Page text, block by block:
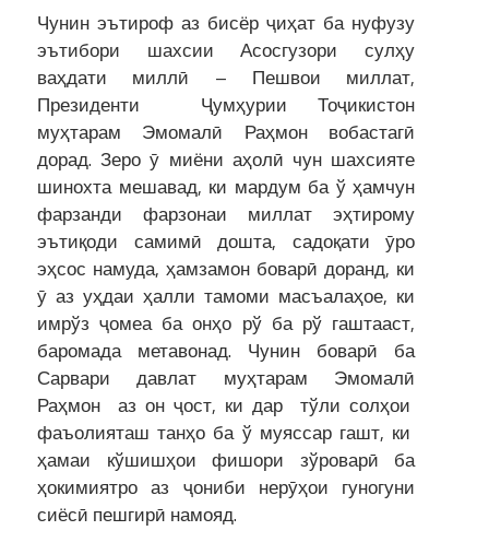
Чунин эътироф аз бисёр ҷиҳат ба нуфузу
эътибори шахсии Асосгузори сулҳу
ваҳдати миллӣ – Пешвои миллат,
Президенти Ҷумҳурии Тоҷикистон
муҳтарам Эмомалӣ Раҳмон вобастагӣ
дорад. Зеро ӯ миёни аҳолӣ чун шахсияте
шинохта мешавад, ки мардум ба ў ҳамчун
фарзанди фарзонаи миллат эҳтирому
эътиқоди самимӣ дошта, садоқати ӯро
эҳсос намуда, ҳамзамон боварӣ доранд, ки
ӯ аз уҳдаи ҳалли тамоми масъалаҳое, ки
имрўз ҷомеа ба онҳо рў ба рў гаштааст,
баромада метавонад. Чунин боварӣ ба
Сарвари давлат муҳтарам Эмомалӣ
Раҳмон аз он ҷост, ки дар тўли солҳои
фаъолияташ танҳо ба ў муяссар гашт, ки
ҳамаи кўшишҳои фишори зўроварӣ ба
ҳокимиятро аз ҷониби нерӯҳои гуногуни
сиёсӣ пешгирӣ намояд.